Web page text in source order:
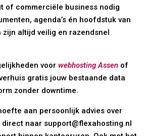
of commerciële business nodig
agenda’s én hoofdstuk van
altijd veilig en razendsnel
voorwebhosting Assen of
gratis jouw bestaande data
zonder downtime.
aan persoonlijk advies over
direct naar support@flexahosting.nl